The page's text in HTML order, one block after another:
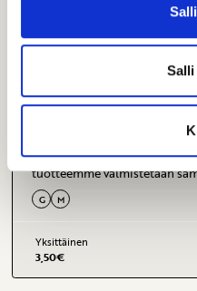
Tuote saattaa sisältää
tuotteemme valmistetaan
G M
Yksittäinen
3,50€